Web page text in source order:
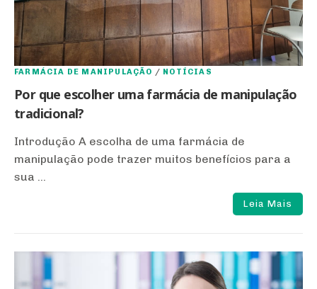
FARMÁCIA DE MANIPULAÇÃO / NOTÍCIAS
Por que escolher uma farmácia de manipulação
tradicional?
Introdução A escolha de uma farmácia de
manipulação pode trazer muitos benefícios para a
sua ...
Leia Mais